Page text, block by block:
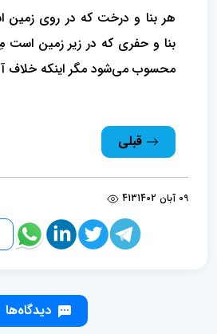
هر بنا و درخت که در روی
بنا و حفری که در زیر زمین
محسوب می‌شود مگر اینکه‌ خلاف
قبلی
09 آبان 1402 413
دیدگاه‌ها